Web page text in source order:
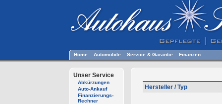
Home Automobile Service & Garantie Finanzen
Unser Service
Abkürzungen
Auto-Ankauf
Finanzierungs-
Rechner
Hersteller / Typ